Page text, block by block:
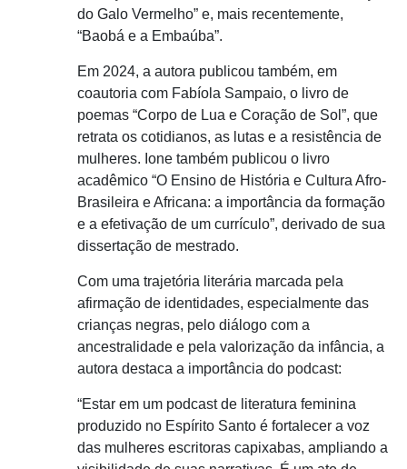
do Galo Vermelho” e, mais recentemente,
“Baobá e a Embaúba”.
Em 2024, a autora publicou também, em
coautoria com Fabíola Sampaio, o livro de
poemas “Corpo de Lua e Coração de Sol”, que
retrata os cotidianos, as lutas e a resistência de
mulheres. Ione também publicou o livro
acadêmico “O Ensino de História e Cultura Afro-
Brasileira e Africana: a importância da formação
e a efetivação de um currículo”, derivado de sua
dissertação de mestrado.
Com uma trajetória literária marcada pela
afirmação de identidades, especialmente das
crianças negras, pelo diálogo com a
ancestralidade e pela valorização da infância, a
autora destaca a importância do podcast:
“Estar em um podcast de literatura feminina
produzido no Espírito Santo é fortalecer a voz
das mulheres escritoras capixabas, ampliando a